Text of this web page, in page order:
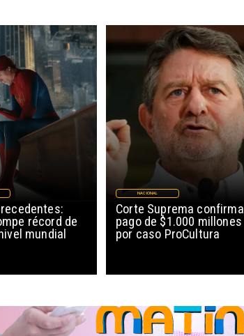
récord de
mundial
Corte Suprema confirma
pago de $1.000 millones
por caso ProCultura
NACIONAL